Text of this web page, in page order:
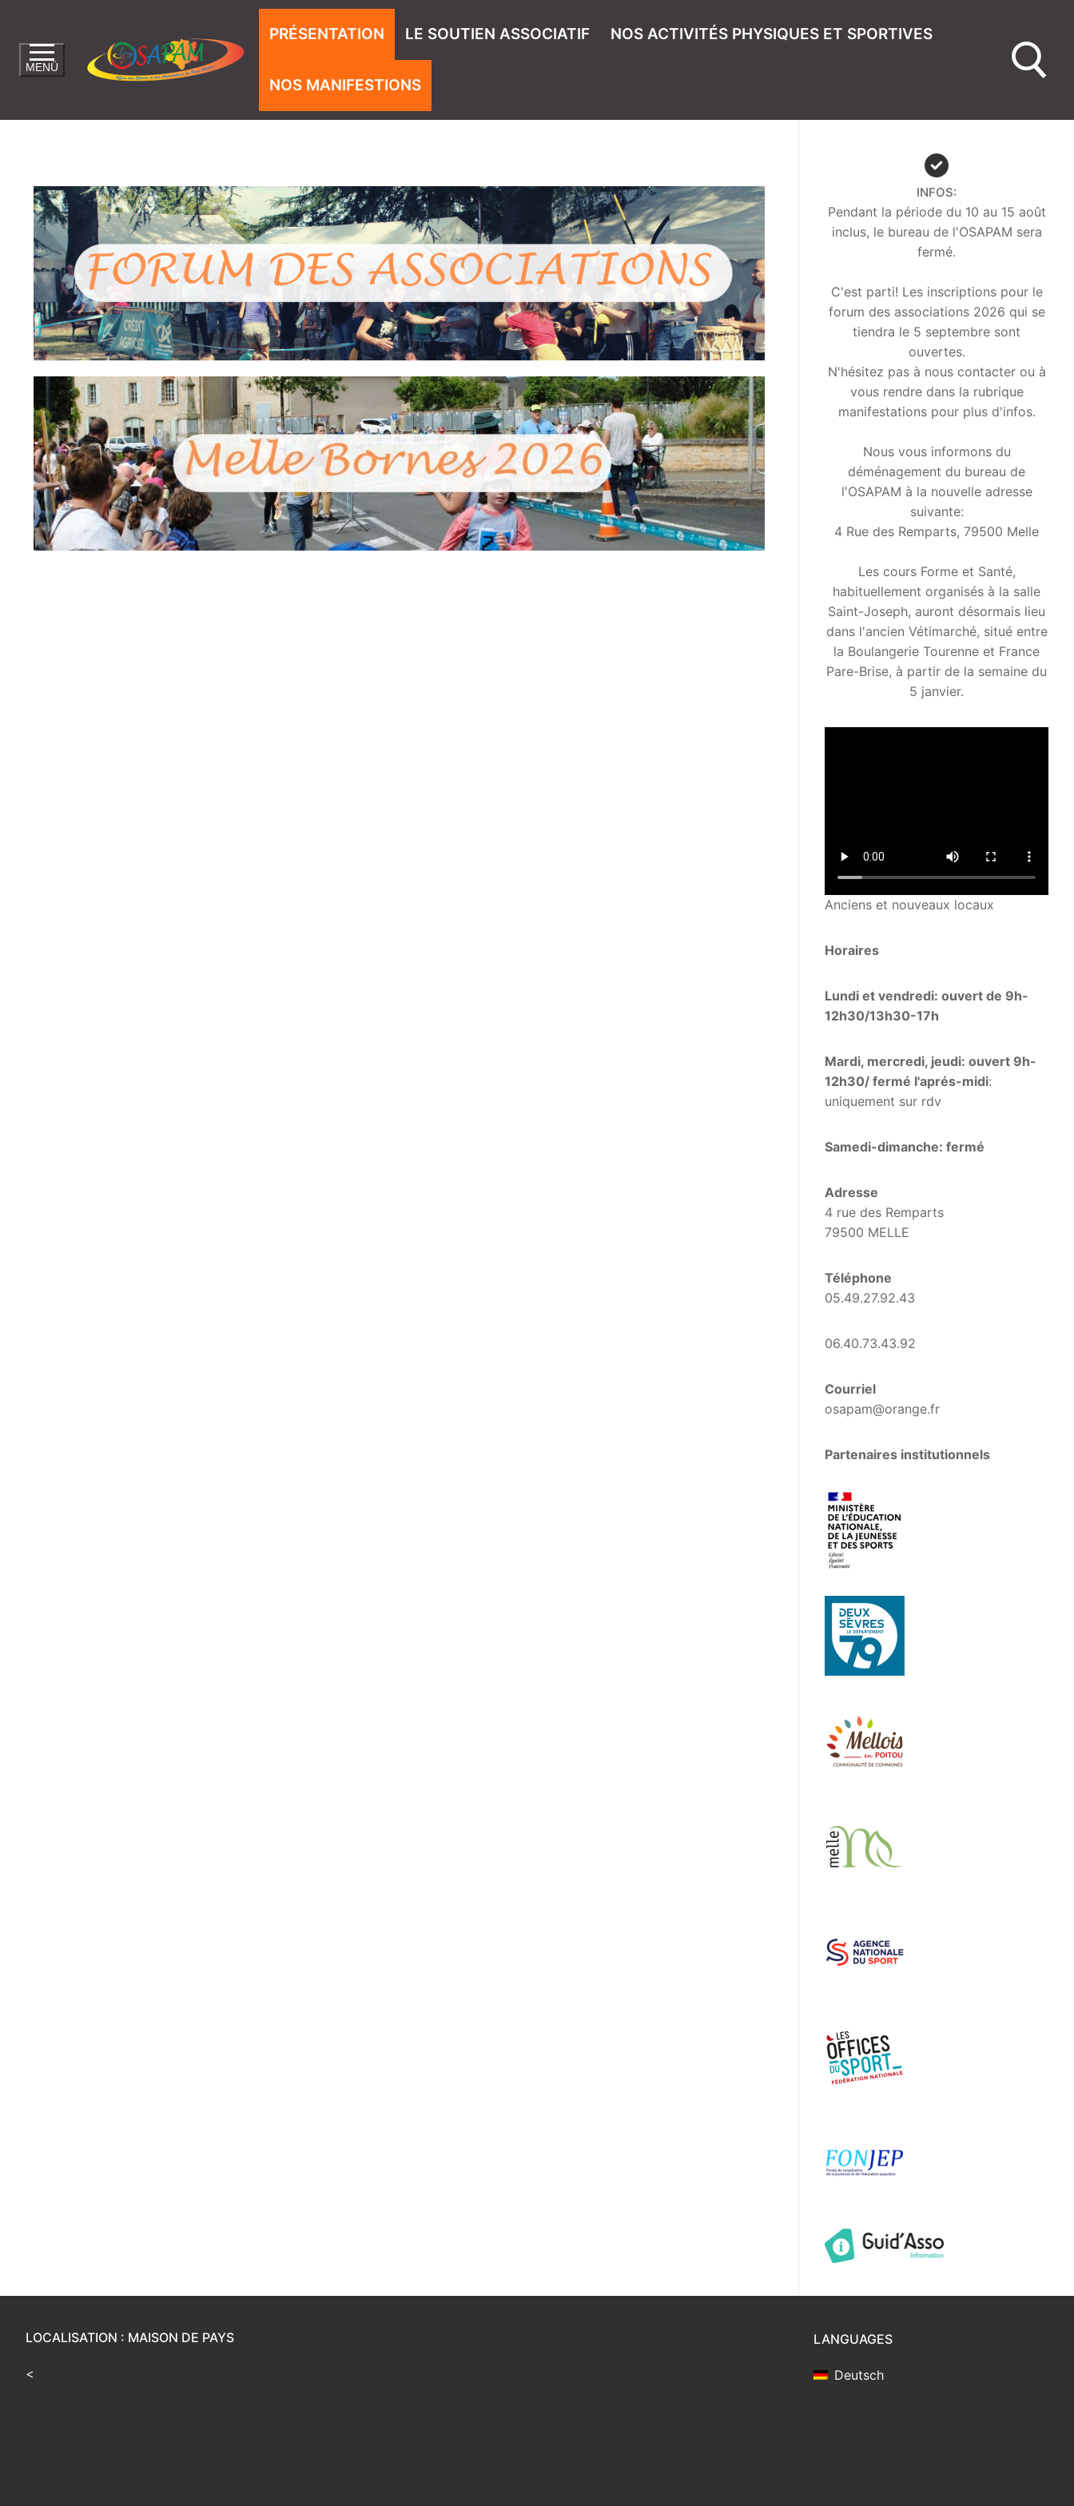
MENÜ
PRÉSENTATION LE SOUTIEN ASSOCIATIF NOS ACTIVITÉS PHYSIQUES ET SPORTIVES
NOS MANIFESTIONS
INFOS:
Pendant la période du 10 au 15 août
inclus, le bureau de l'OSAPAM sera
fermé.
C'est parti! Les inscriptions pour le
forum des associations 2026 qui se
tiendra le 5 septembre sont
ouvertes.
N'hésitez pas à nous contacter ou à
vous rendre dans la rubrique
manifestations pour plus d'infos.
Nous vous informons du
déménagement du bureau de
l'OSAPAM à la nouvelle adresse
suivante:
4 Rue des Remparts, 79500 Melle
Les cours Forme et Santé,
habituellement organisés à la salle
Saint-Joseph, auront désormais lieu
dans l'ancien Vétimarché, situé entre
la Boulangerie Tourenne et France
Pare-Brise, à partir de la semaine du
5 janvier.
Anciens et nouveaux locaux
Horaires
Lundi et vendredi: ouvert de 9h-
12h30/13h30-17h
Mardi, mercredi, jeudi: ouvert 9h-
12h30/ fermé l'aprés-midi:
uniquement sur rdv
Samedi-dimanche: fermé
Adresse
4 rue des Remparts
79500 MELLE
Téléphone
05.49.27.92.43
06.40.73.43.92
Courriel
osapam@orange.fr
Partenaires institutionnels
LOCALISATION : MAISON DE PAYS
<
LANGUAGES
Deutsch